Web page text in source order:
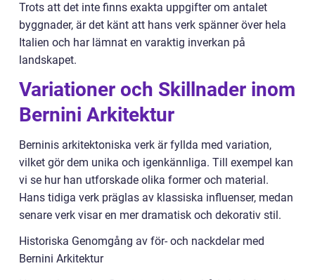
Trots att det inte finns exakta uppgifter om antalet
byggnader, är det känt att hans verk spänner över hela
Italien och har lämnat en varaktig inverkan på
landskapet.
Variationer och Skillnader inom
Bernini Arkitektur
Berninis arkitektoniska verk är fyllda med variation,
vilket gör dem unika och igenkännliga. Till exempel kan
vi se hur han utforskade olika former och material.
Hans tidiga verk präglas av klassiska influenser, medan
senare verk visar en mer dramatisk och dekorativ stil.
Historiska Genomgång av för- och nackdelar med
Bernini Arkitektur